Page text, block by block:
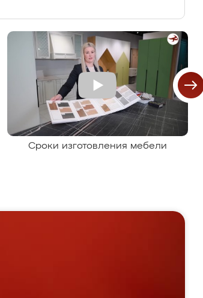
Сроки изготовления мебели